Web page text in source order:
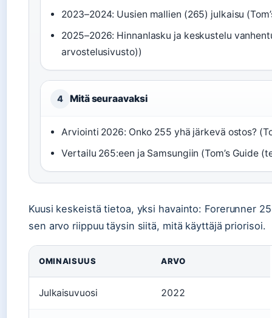
2023–2024: Uusien mallien (265) julkaisu
2025–2026: Hinnanlasku ja keskustelu
arvostelusivusto))
4 Mitä seuraavaksi
Arviointi 2026: Onko 255 yhä järkevä ostos?
Vertailu 265:een ja Samsungiin (Tom’s Guide
Kuusi keskeistä tietoa, yksi havainto: Forerunner
sen arvo riippuu täysin siitä, mitä käyttäjä priorisoi.
OMINAISUUS ARVO
Julkaisuvuosi 2022